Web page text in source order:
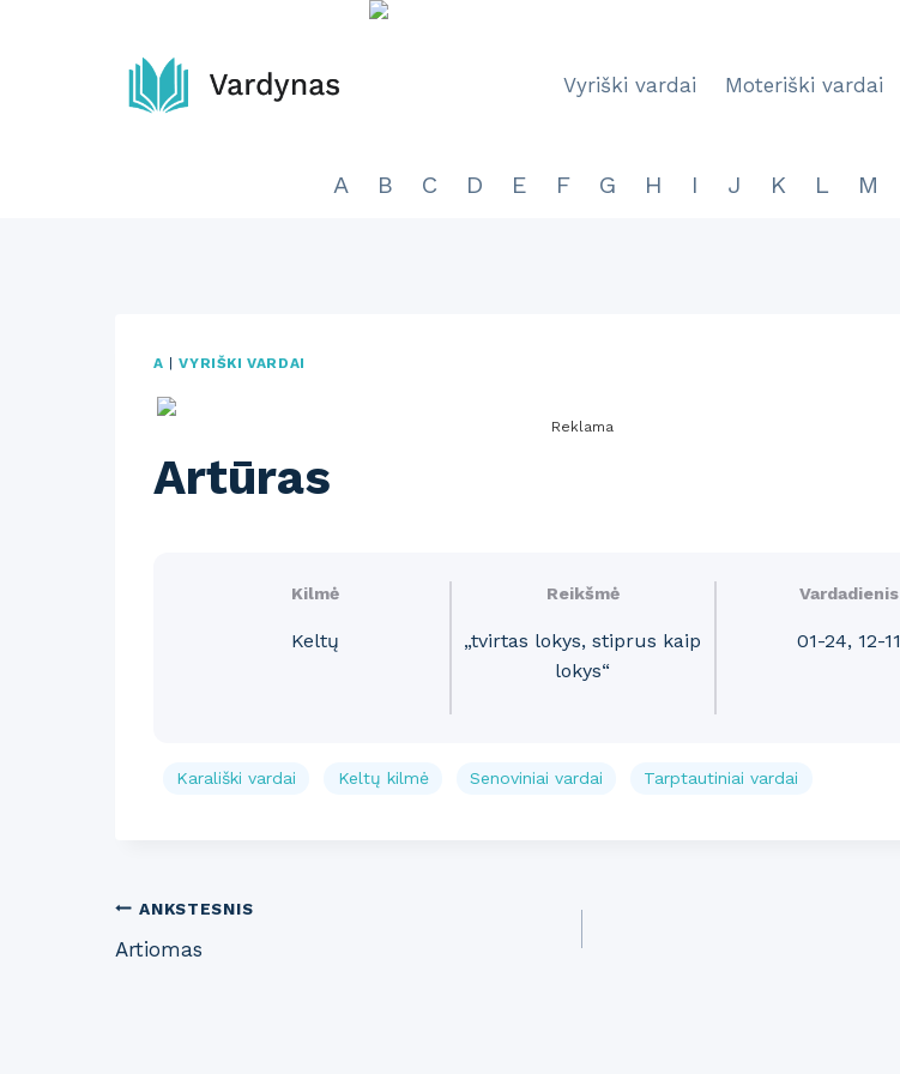
Vyriški vardai Moteriški vardai
A B C D E F G H I J K L M
A |VYRIŠKI VARDAI
Reklama
Artūras
Kilmė
Keltų
Reikšmė
„tvirtas lokys, stiprus kaip
lokys“
Vardadienis
01-24, 12-11
Karališki vardai Keltų kilmė Senoviniai vardai Tarptautiniai vardai
Post
navigation
ANKSTESNIS
Artiomas